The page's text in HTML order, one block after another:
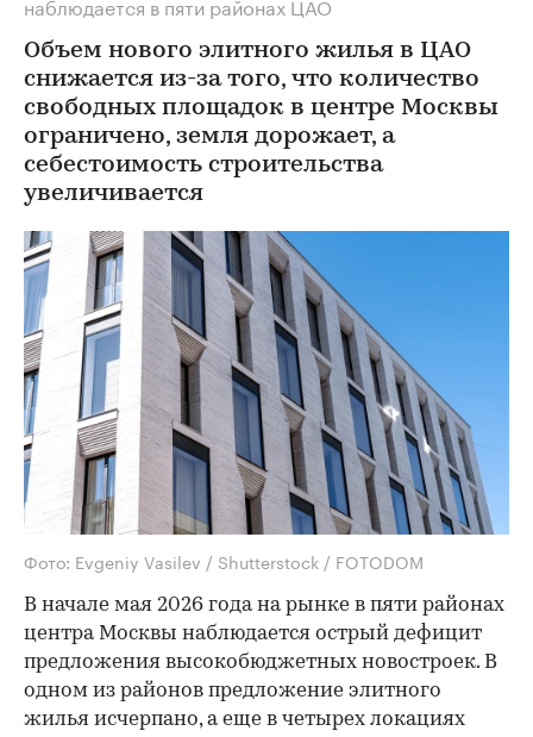
Объем нового элитного жилья в ЦАО
снижается из-за того, что количество
свободных площадок в центре Москвы
ограничено, земля дорожает, а
себестоимость строительства
увеличивается
Фото: Evgeniy Vasilev / Shutterstock / FOTODOM
В начале мая 2026 года на рынке в пяти районах
центра Москвы наблюдается острый дефицит
предложения высокобюджетных новостроек. В
одном из районов предложение элитного
жилья исчерпано, а еще в четырех локациях